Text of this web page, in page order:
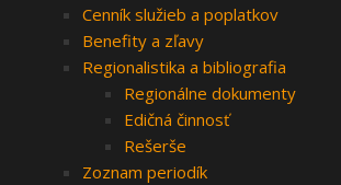
Cenník služieb a poplatkov
Benefity a zľavy
Regionalistika a bibliografia
Regionálne dokumenty
Edičná činnosť
Rešerše
Zoznam periodík